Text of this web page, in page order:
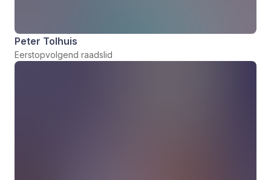
Peter Tolhuis
Eerstopvolgend raadslid